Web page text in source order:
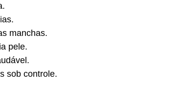
manchas.
pele.
sob controle.